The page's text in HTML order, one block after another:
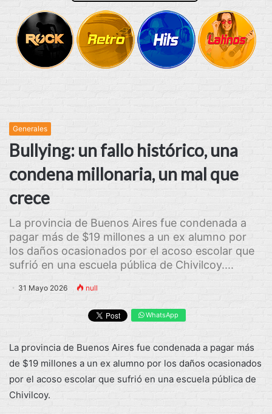
Generales
Bullying: un fallo histórico, una
condena millonaria, un mal que
crece
La provincia de Buenos Aires fue condenada a
pagar más de $19 millones a un ex alumno por
los daños ocasionados por el acoso escolar que
sufrió en una escuela pública de Chivilcoy....
31 Mayo 2026 null
WhatsApp
La provincia de Buenos Aires fue condenada a pagar más
de $19 millones a un ex alumno por los daños ocasionados
por el acoso escolar que sufrió en una escuela pública de
Chivilcoy.